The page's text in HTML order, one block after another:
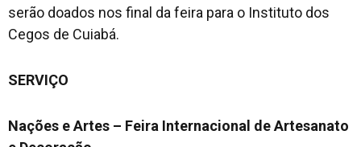
serão doados nos final da feira para o Instituto dos
Cegos de Cuiabá.
SERVIÇO
Nações e Artes – Feira Internacional de Artesanato